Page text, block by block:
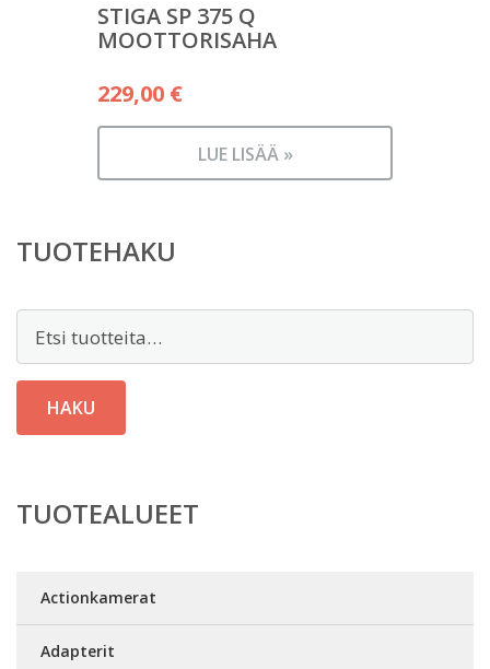
STIGA SP 375 Q
MOOTTORISAHA
229,00 €
LUE LISÄÄ »
TUOTEHAKU
HAKU
TUOTEALUEET
Actionkamerat
Adapterit